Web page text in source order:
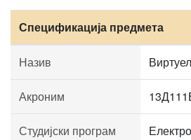
Спецификација предмета
Назив
Акроним
Студијски програм